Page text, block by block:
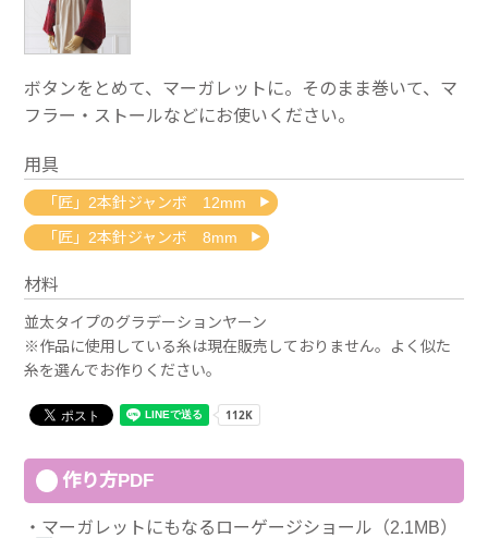
ボタンをとめて、マーガレットに。そのまま巻いて、マ
フラー・ストールなどにお使いください。
用具
「匠」2本針ジャンボ 12mm
「匠」2本針ジャンボ 8mm
材料
並太タイプのグラデーションヤーン
※作品に使用している糸は現在販売しておりません。よく似た
糸を選んでお作りください。
作り方PDF
マーガレットにもなるローゲージショール（2.1MB）